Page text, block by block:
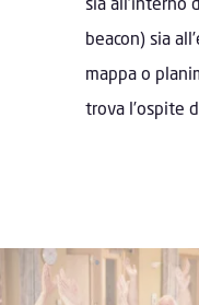
beacon) sia
mappa o
trova l’ospite